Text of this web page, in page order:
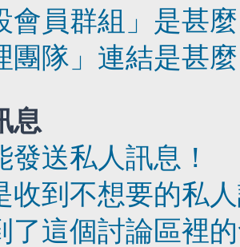
會員群組」是甚
團隊」連結是甚
息
發送私人訊息！
收到不想要的私
了這個討論區裡